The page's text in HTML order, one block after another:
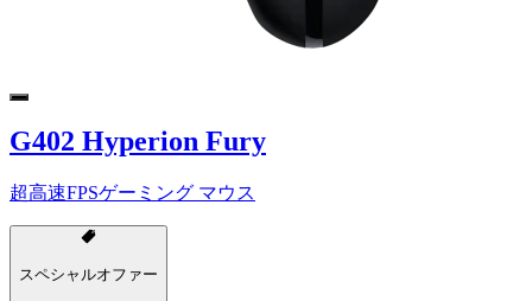
G402 Hyperion Fury
超高速FPSゲーミング マウス
スペシャルオファー